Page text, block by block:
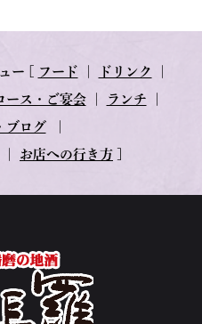
ー フード ドリンク
ース・ご宴会｜ ランチ
ブログ｜
お店への行き方